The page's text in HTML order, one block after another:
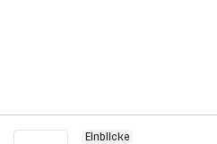
Einblicke